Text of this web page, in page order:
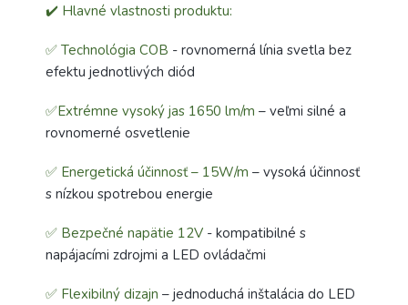
✔️ Hlavné vlastnosti produktu:
✅ Technológia COB - rovnomerná línia svetla bez
efektu jednotlivých diód
✅Extrémne vysoký jas 1650 lm/m – veľmi silné a
rovnomerné osvetlenie
✅ Energetická účinnosť – 15W/m – vysoká účinnosť
s nízkou spotrebou energie
✅ Bezpečné napätie 12V - kompatibilné s
napájacími zdrojmi a LED ovládačmi
✅ Flexibilný dizajn – jednoduchá inštalácia do LED